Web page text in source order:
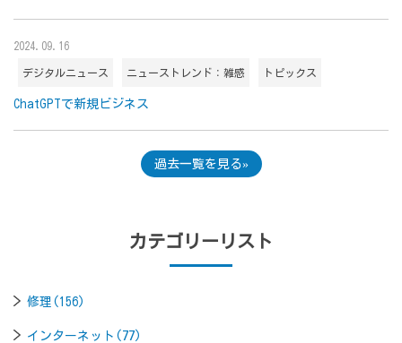
2024.09.16
デジタルニュース ニューストレンド：雑感 トピックス
ChatGPTで新規ビジネス
過去一覧を見る
カテゴリーリスト
修理(156)
インターネット(77)